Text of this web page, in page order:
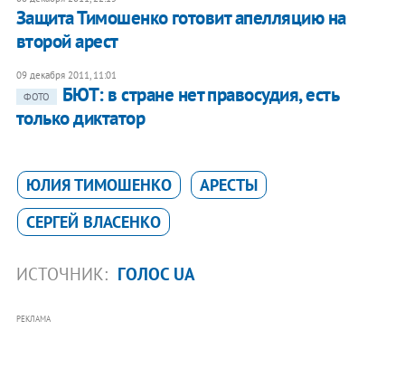
Защита Тимошенко готовит апелляцию на
второй арест
09 декабря 2011, 11:01
ФОТО
БЮТ: в стране нет правосудия, есть
только диктатор
ЮЛИЯ ТИМОШЕНКО
АРЕСТЫ
СЕРГЕЙ ВЛАСЕНКО
ИСТОЧНИК: ГОЛОС UA
РЕКЛАМА